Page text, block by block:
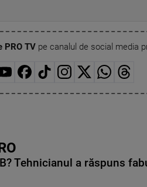
PRO TVpe canalul de social media
Tehnicianul a răspuns